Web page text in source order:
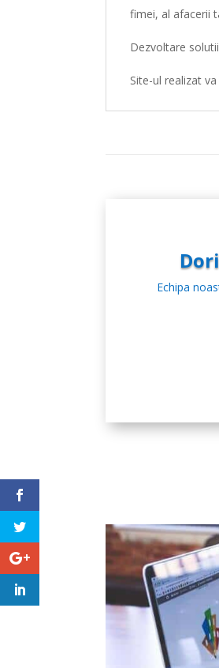
fimei, al afacerii
Dezvoltare
Site-ul realizat
Echipa